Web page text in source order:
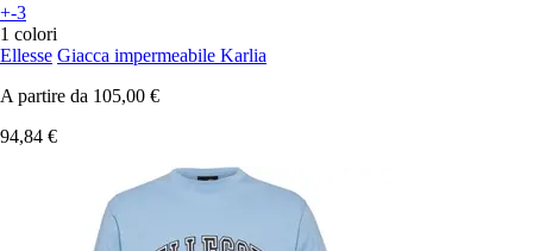
+-3
1 colori
Ellesse Giacca impermeabile Karlia
A partire da 105,00 €
94,84 €